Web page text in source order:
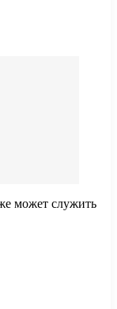
может служить